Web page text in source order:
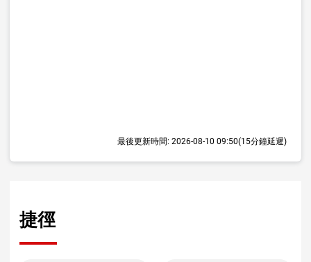
最後更新時間: 2026-08-10 09:50(15分鐘延遲)
捷徑